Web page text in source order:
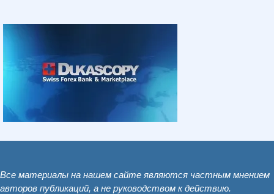
Все материалы на нашем сайте являются частным мнением
авторов публикаций, а не руководством к действию.